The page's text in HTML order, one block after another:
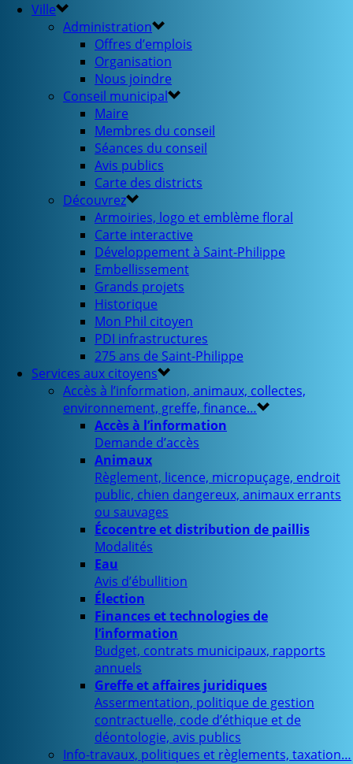
Ville
Administration
Offres d’emplois
Organisation
Nous joindre
Conseil municipal
Maire
Membres du conseil
Séances du conseil
Avis publics
Carte des districts
Découvrez
Armoiries, logo et emblème floral
Carte interactive
Développement à Saint-Philippe
Embellissement
Grands projets
Historique
Mon Phil citoyen
PDI infrastructures
275 ans de Saint-Philippe
Services aux citoyens
Accès à l’information, animaux, collectes,
environnement, greffe, finance…
Accès à l’information
Demande d’accès
Animaux
Règlement, licence, micropuçage, endroit
public, chien dangereux, animaux errants
ou sauvages
Écocentre et distribution de paillis
Modalités
Eau
Avis d’ébullition
Élection
Finances et technologies de
l’information
Budget, contrats municipaux, rapports
annuels
Greffe et affaires juridiques
Assermentation, politique de gestion
contractuelle, code d’éthique et de
déontologie, avis publics
Info-travaux, politiques et règlements, taxation…